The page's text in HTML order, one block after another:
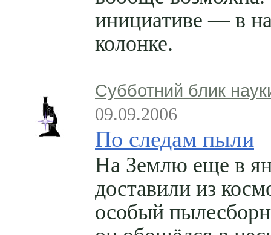
инициативе — в
колонке.
Субботний блик
09.09.2006
По следам пыли
На Землю еще в
доставили из
особый